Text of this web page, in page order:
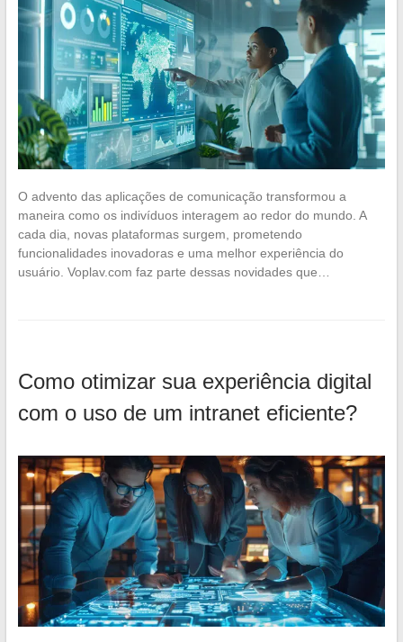
O advento das aplicações de comunicação transformou a
maneira como os indivíduos interagem ao redor do mundo. A
cada dia, novas plataformas surgem, prometendo
funcionalidades inovadoras e uma melhor experiência do
usuário. Voplav.com faz parte dessas novidades que…
Como otimizar sua experiência digital
com o uso de um intranet eficiente?